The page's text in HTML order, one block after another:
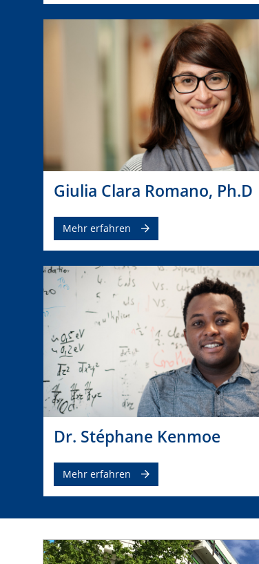
Giulia Clara Romano, Ph.D
Mehr erfahren
Dr. Stéphane Kenmoe
Mehr erfahren